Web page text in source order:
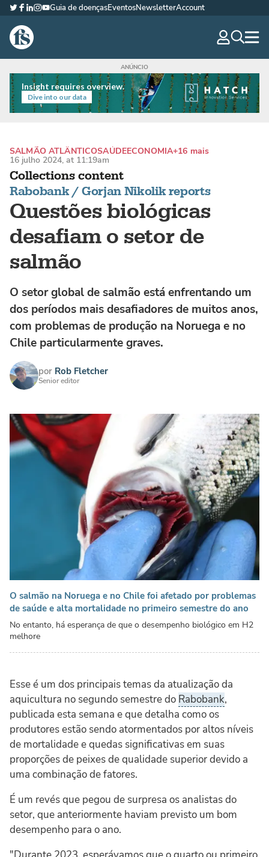
The Fish Site Brasil
Twitter
Facebook
LinkedIn
Instagram
YouTube
Guia de doençasEventosNewsletterAccount
Collections content
Rabobank / Gorjan Nikolik reports
Questões biológicas
desafiam o setor de
salmão
SALMÃO ATLÂNTICOSAÚDEECONOMIA+16 mais
16 julho 2024, at 11:19am
O setor global de salmão está enfrentando um
dos períodos mais desafiadores de muitos anos,
com problemas de produção na Noruega e no
Chile particularmente graves.
por Rob Fletcher
Senior editor
O salmão na Noruega e no Chile foi afetado por problemas
de saúde e alta mortalidade no primeiro semestre do ano
No entanto, há esperança de que o desempenho biológico em H2
melhore
Esse é um dos principais temas da atualização da
aquicultura no segundo semestre do Rabobank,
publicada esta semana e que detalha como os
produtores estão sendo atormentados por altos níveis
de mortalidade e quedas significativas em suas
proporções de peixes de qualidade superior devido a
uma combinação de fatores.
É um revés que pegou de surpresa os analistas do
setor, que anteriormente haviam previsto um bom
desempenho para o ano.
Insight requires overview.
Dive into our data